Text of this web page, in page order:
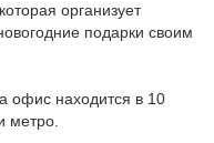
организует
подарки своим
офис находится в 10
метро.